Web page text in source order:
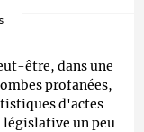
être, dans une
profanées,
d'actes
un peu